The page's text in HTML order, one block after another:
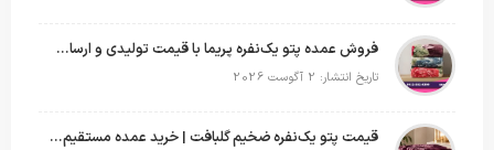
فروش عمده پتو یک‌نفره پریما با قیمت تولیدی و ارسال به سراسر کشور
تاریخ انتشار: 2 آگوست 2026
قیمت پتو یک‌نفره ضخیم گلبافت | خرید عمده مستقیم با بهترین قیمت